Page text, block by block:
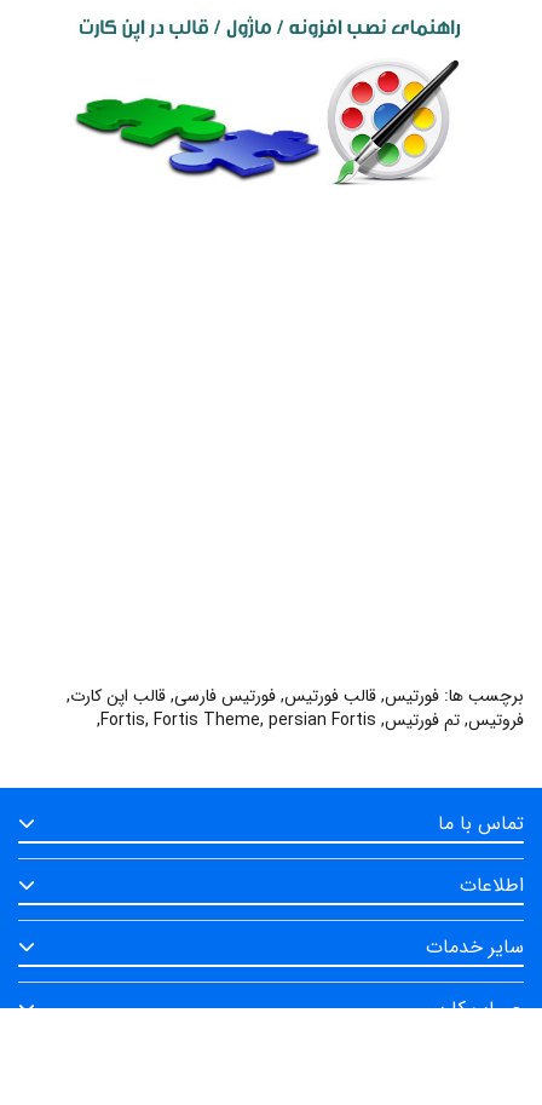
برچسب ها: فورتیس,قالب فورتیس,فورتیس فارسی,قالب اپن کارت,
فروتیس,تم فورتیس,
Fortis, Fortis Theme, persian Fortis
,
تماس با ما
اطلاعات
سایر خدمات
حساب کاربری